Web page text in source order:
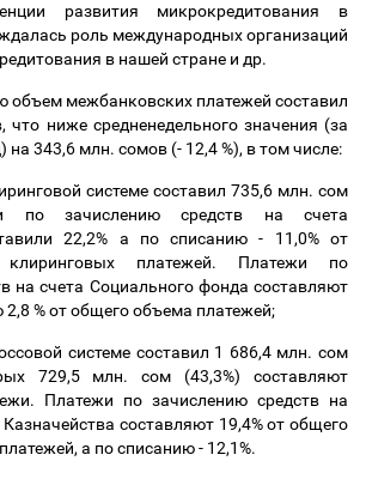
развития микрокредитования в
роль международных организаций
в нашей стране и др.
объем межбанковских платежей составил
ниже средненедельного значения (за
343,6 млн. сомов (- 12,4 %), в том числе:
системе составил 735,6 млн. сом
по зачислению средств на счета
22,2% а по списанию - 11,0% от
платежей. Платежи по
на счета Социального фонда составляют
2,8 % от общего объема платежей;
системе составил 1 686,4 млн. сом
729,5 млн. сом (43,3%) составляют
Платежи по зачислению средств на
составляют 19,4% от общего
а по списанию - 12,1%.